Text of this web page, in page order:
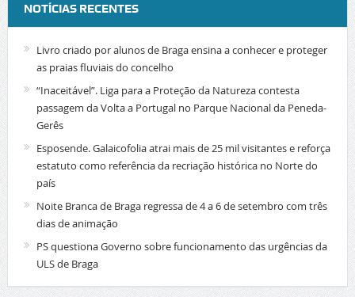
NOTÍCIAS RECENTES
Livro criado por alunos de Braga ensina a conhecer e proteger
as praias fluviais do concelho
“Inaceitável”. Liga para a Proteção da Natureza contesta
passagem da Volta a Portugal no Parque Nacional da Peneda-
Gerês
Esposende. Galaicofolia atrai mais de 25 mil visitantes e reforça
estatuto como referência da recriação histórica no Norte do
país
Noite Branca de Braga regressa de 4 a 6 de setembro com três
dias de animação
PS questiona Governo sobre funcionamento das urgências da
ULS de Braga